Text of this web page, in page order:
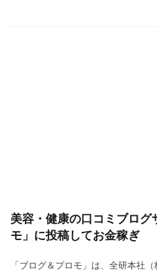
美容・健康の口コミブログ
モ」に投稿してお金稼ぎ
「ブログ＆プロモ」は、全研本社